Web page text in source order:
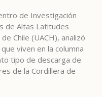
de Investigación
de Altas Latitudes
Chile (UACH), analizó
viven en la columna
tipo de descarga de
de la Cordillera de